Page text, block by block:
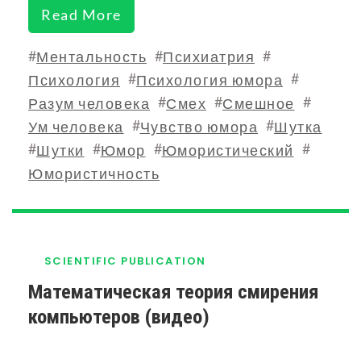
Read More
#Ментальность #Психиатрия #
Психология #Психология юмора #
Разум человека #Смех #Смешное #
Ум человека #Чувство юмора #Шутка
#Шутки #Юмор #Юмористический #
Юмористичность
SCIENTIFIC PUBLICATION
Математическая теория смирения
компьютеров (видео)